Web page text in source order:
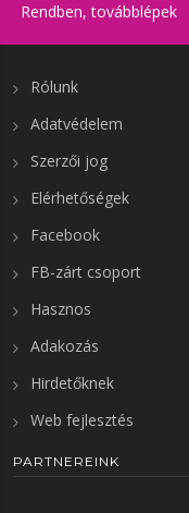
Rendben, továbblépek
Meleg társkereséshez a
Rólunk
Adatvédelem
Szerzői jog
Elérhetőségek
Facebook
FB-zárt csoport
Hasznos
Adakozás
Hirdetőknek
Web fejlesztés
PARTNEREINK